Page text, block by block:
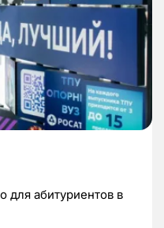
для абитуриентов в